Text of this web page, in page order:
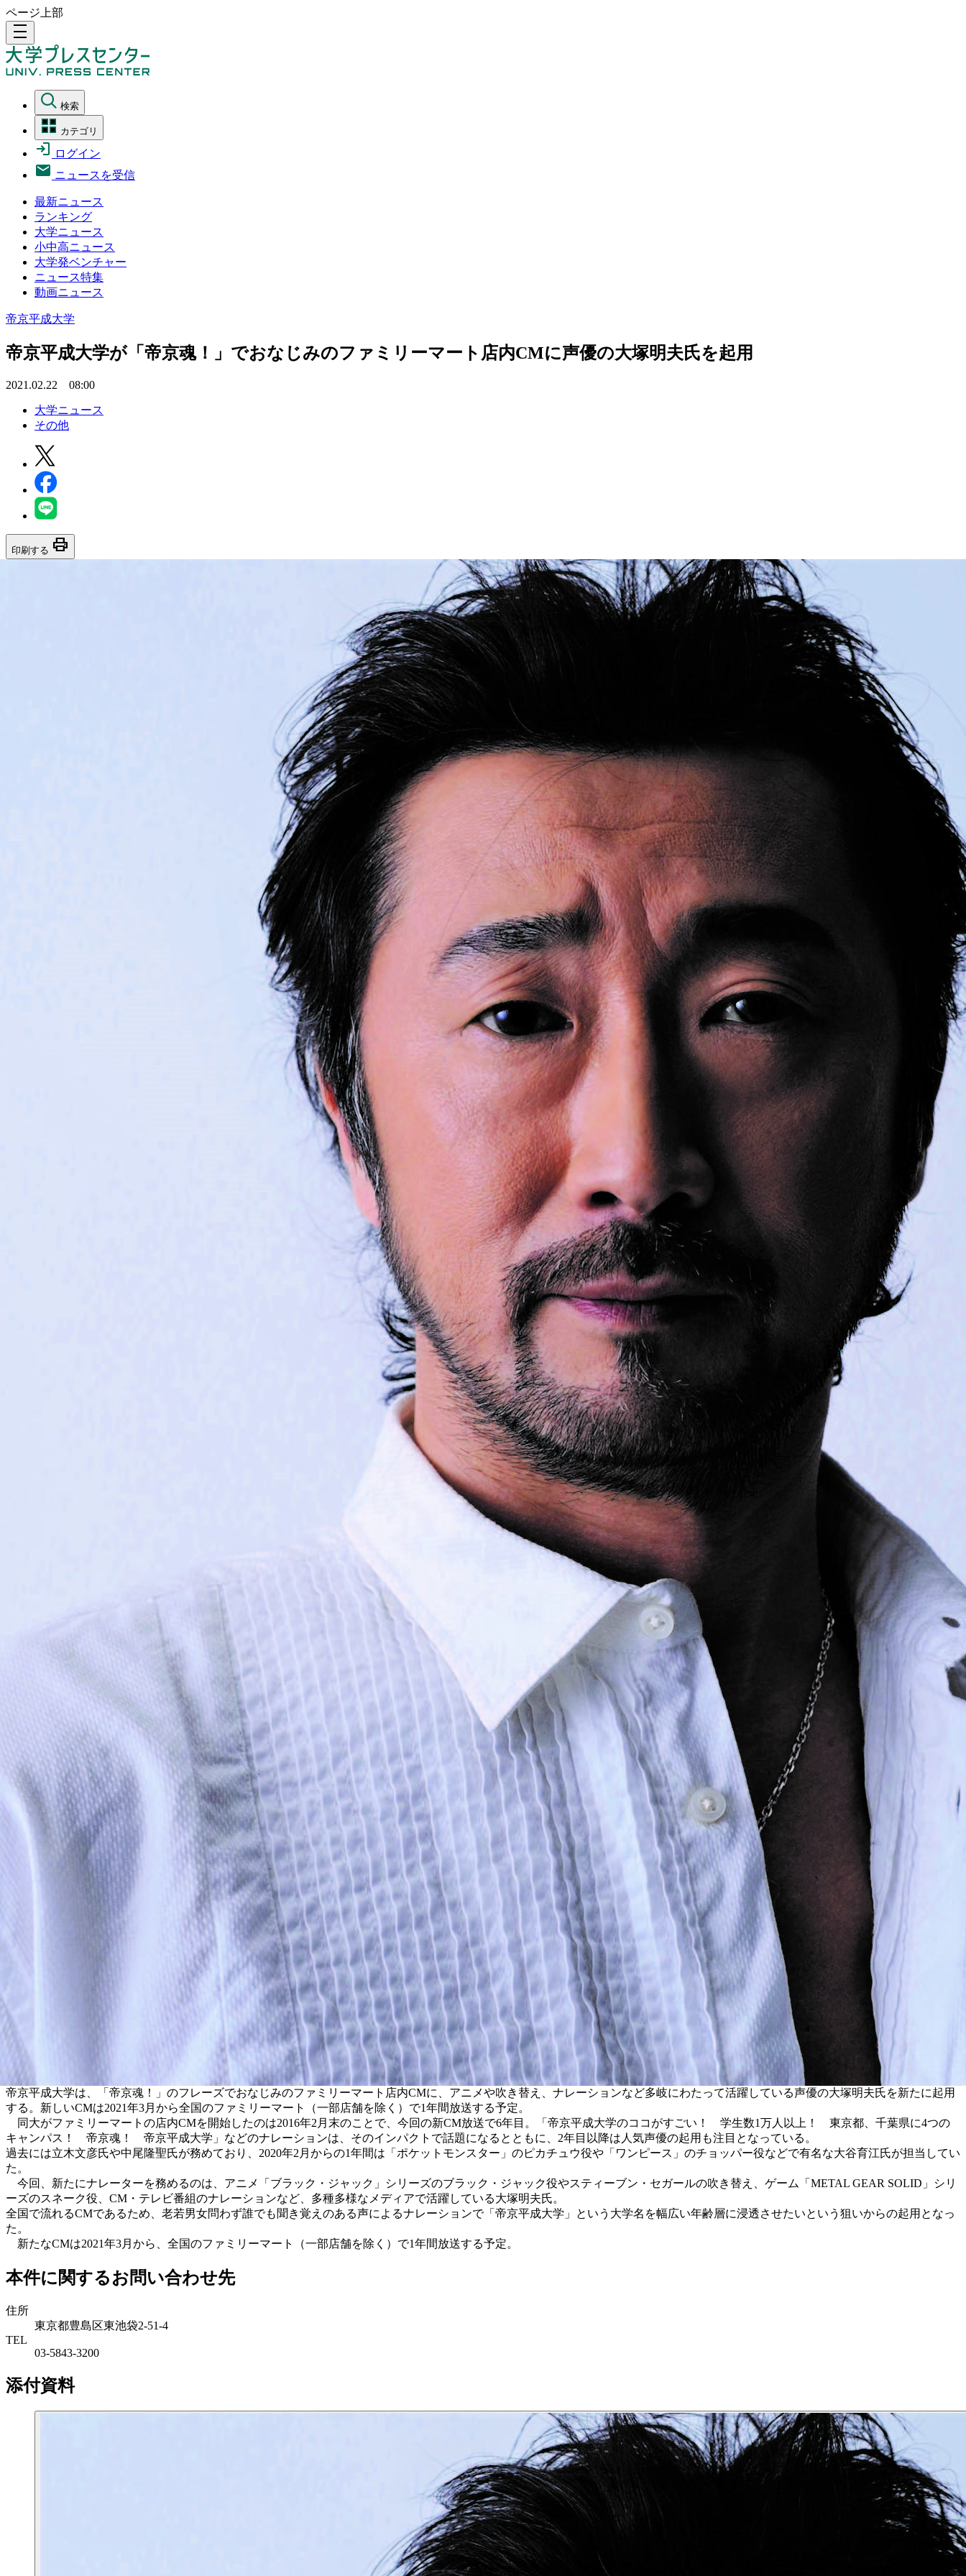
ページ上部
density_medium
検索
カテゴリ
ログイン
ニュースを受信
最新ニュース
ランキング
大学ニュース
小中高ニュース
大学発ベンチャー
ニュース特集
動画ニュース
帝京平成大学
帝京平成大学が「帝京魂！」でおなじみのファミリーマート店内CMに声優の大塚明夫氏を起用
2021.02.22 08:00
大学ニュース
その他
印刷する print
帝京平成大学は、「帝京魂！」のフレーズでおなじみのファミリーマート店内CMに、アニメや吹き替え、ナレーションなど多岐にわたって活躍している声優の大塚明夫氏を新たに起用
する。新しいCMは2021年3月から全国のファミリーマート（一部店舗を除く）で1年間放送する予定。
同大がファミリーマートの店内CMを開始したのは2016年2月末のことで、今回の新CM放送で6年目。「帝京平成大学のココがすごい！ 学生数1万人以上！ 東京都、千葉県に4つの
キャンパス！ 帝京魂！ 帝京平成大学」などのナレーションは、そのインパクトで話題になるとともに、2年目以降は人気声優の起用も注目となっている。
過去には立木文彦氏や中尾隆聖氏が務めており、2020年2月からの1年間は「ポケットモンスター」のピカチュウ役や「ワンピース」のチョッパー役などで有名な大谷育江氏が担当してい
た。
今回、新たにナレーターを務めるのは、アニメ「ブラック・ジャック」シリーズのブラック・ジャック役やスティーブン・セガールの吹き替え、ゲーム「METAL GEAR SOLID」シリ
ーズのスネーク役、CM・テレビ番組のナレーションなど、多種多様なメディアで活躍している大塚明夫氏。
全国で流れるCMであるため、老若男女問わず誰でも聞き覚えのある声によるナレーションで「帝京平成大学」という大学名を幅広い年齢層に浸透させたいという狙いからの起用となっ
た。
新たなCMは2021年3月から、全国のファミリーマート（一部店舗を除く）で1年間放送する予定。
本件に関するお問い合わせ先
住所
東京都豊島区東池袋2-51-4
TEL
03-5843-3200
添付資料